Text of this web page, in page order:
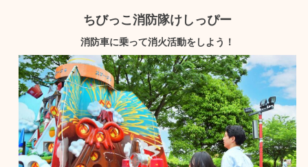
ちびっこ消防隊けしっぴー
消防車に乗って消火活動をしよう！